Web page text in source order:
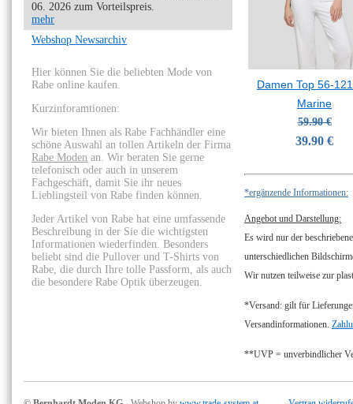
06. 2026 zum Vorteilspreis.
mehr
Webshop Newsarchiv
Hier können Sie die beliebten Mode von
Rabe online kaufen.
Kurzinforamtionen:
Wir bieten Ihnen als Rabe Fachhändler eine
schöne Auswahl an tollen Artikeln der Firma
Rabe Moden an. Wir beraten Sie gerne
telefonisch oder auch in unserem
Fachgeschäft, damit Sie ihr neues
Lieblingsteil von Rabe finden können.
Jeder Artikel von Rabe hat eine umfassende
Beschreibung in der Sie die wichtigsten
Informationen wiederfinden. Besonders
beliebt sind die Pullover und T-Shirts von
Rabe, die durch Ihre tolle Passform, als auch
die besondere Rabe Optik überzeugen.
Damen Top 56-
Marine
59.90 €
39.90 €
*ergänzende Informationen:
Angebot und Darstellung:
Es wird nur der
unterschiedlichen
Wir nutzen teilweise zur
*Versand: gilt für
Versandinformationen.
**UVP = unverbindlicher